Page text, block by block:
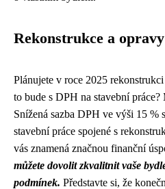
Rekonstrukce a
Plánujete v roce 2025
to bude s DPH na stavební
Snížená sazba DPH ve výši 15 %
stavební práce spojené s
vás znamená značnou finanční
můžete dovolit zkvalitnit vaše
podmínek. Představte si, že